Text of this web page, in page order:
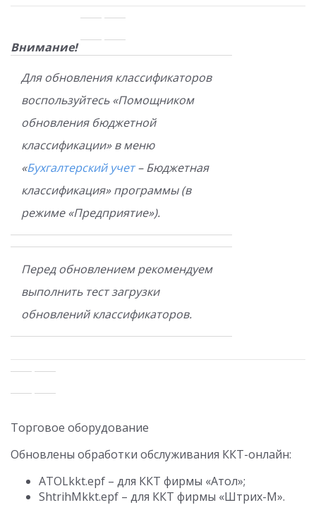
Внимание!
Для обновления классификаторов
воспользуйтесь «Помощником
обновления бюджетной
классификации» в меню
«Бухгалтерский учет– Бюджетная
классификация» программы (в
режиме «Предприятие»).
Перед обновлением рекомендуем
выполнить тест загрузки
обновлений классификаторов.
Торговое оборудование
Обновлены обработки обслуживания ККТ-онлайн:
ATOLkkt.epf – для ККТ фирмы «Атол»;
ShtrihMkkt.epf – для ККТ фирмы «Штрих-М».